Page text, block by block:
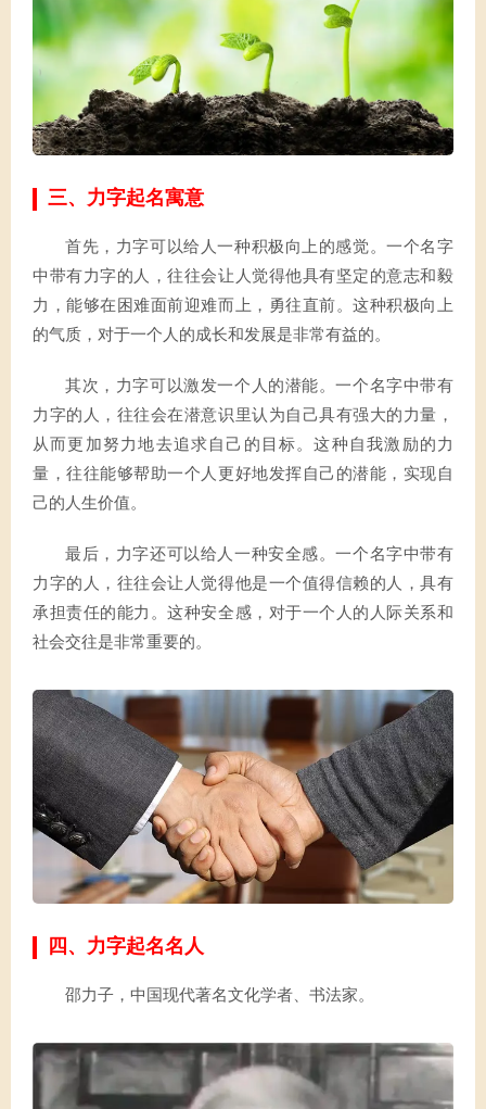
三、力字起名寓意
首先，力字可以给人一种积极向上的感觉。一个名字
中带有力字的人，往往会让人觉得他具有坚定的意志和毅
力，能够在困难面前迎难而上，勇往直前。这种积极向上
的气质，对于一个人的成长和发展是非常有益的。
其次，力字可以激发一个人的潜能。一个名字中带有
力字的人，往往会在潜意识里认为自己具有强大的力量，
从而更加努力地去追求自己的目标。这种自我激励的力
量，往往能够帮助一个人更好地发挥自己的潜能，实现自
己的人生价值。
最后，力字还可以给人一种安全感。一个名字中带有
力字的人，往往会让人觉得他是一个值得信赖的人，具有
承担责任的能力。这种安全感，对于一个人的人际关系和
社会交往是非常重要的。
四、力字起名名人
邵力子，中国现代著名文化学者、书法家。